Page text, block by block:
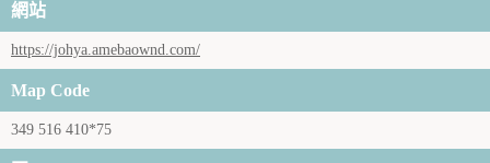
網站
https://johya.amebaownd.com/
Map Code
349 516 410*75